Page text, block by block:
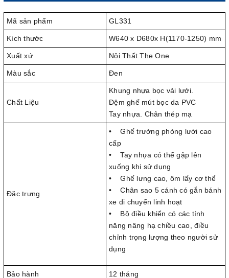
Mã sản phẩm GL331
Kích thước W640 x D680x H(1170-1250) mm
Xuất xứ Nội Thất The One
Màu sắc Đen
Chất Liệu
Khung nhựa bọc vải lưới.
Đệm ghế mút bọc da PVC
Tay nhựa. Chân thép mạ
Đặc trưng
• Ghế trưởng phòng lưới cao
cấp
• Tay nhựa có thể gập lên
xuống khi sử dụng
• Ghế lưng cao, ôm lấy cơ thể
• Chân sao 5 cánh có gắn bánh
xe di chuyển linh hoạt
• Bộ điều khiển có các tính
năng nâng hạ chiều cao, điều
chỉnh trọng lượng theo người sử
dụng
Bảo hành 12 tháng